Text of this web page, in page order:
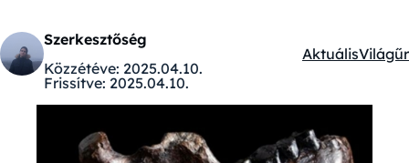
Szerkesztőség
Közzétéve: 2025.04.10.
Frissítve: 2025.04.10.
Kategóriák:
AktuálisVilágűr